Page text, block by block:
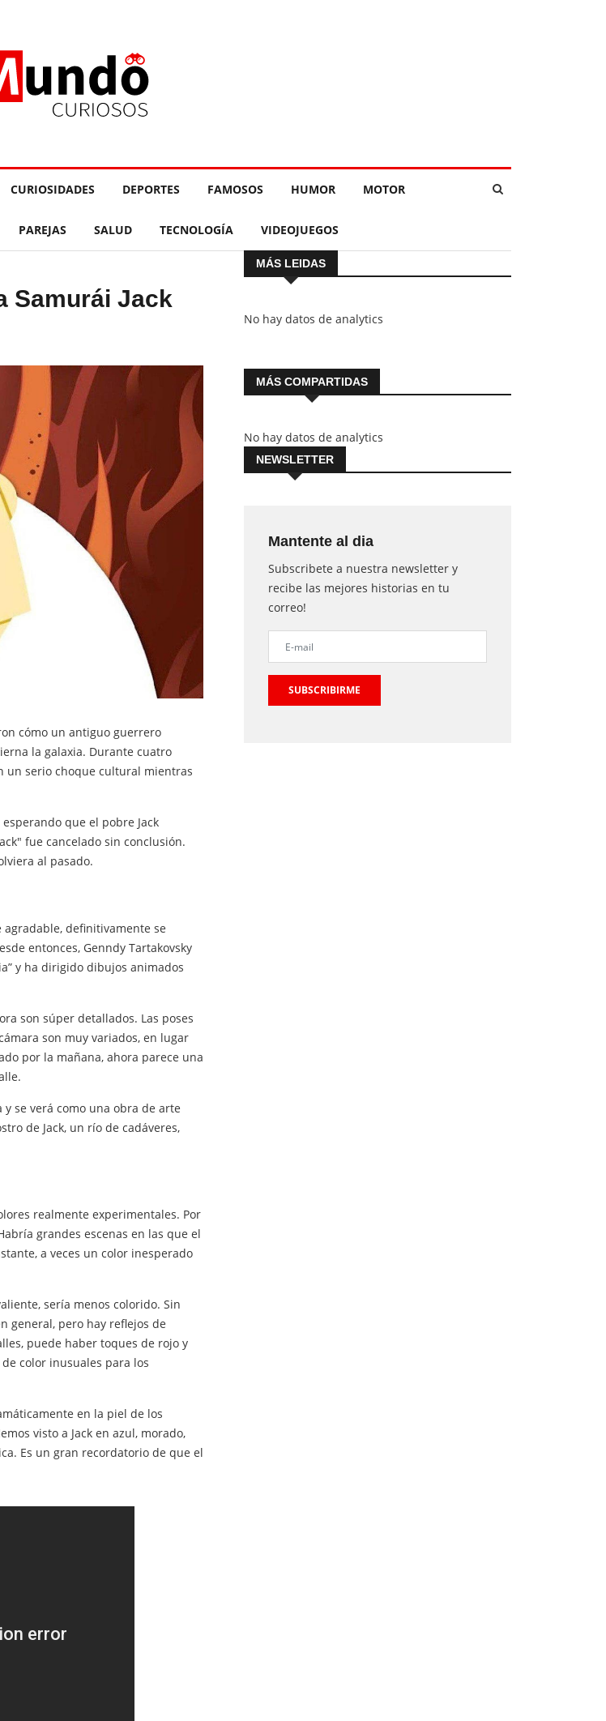
CURIOSIDADES DEPORTES FAMOSOS HUMOR MOTOR
PAREJAS SALUD TECNOLOGÍA VIDEOJUEGOS
Samurái Jack
cómo un antiguo guerrero
la galaxia. Durante cuatro
un serio choque cultural mientras
que el pobre Jack
fue cancelado sin conclusión.
al pasado.
agradable, definitivamente se
entonces, Genndy Tartakovsky
y ha dirigido dibujos animados
son súper detallados. Las poses
son muy variados, en lugar
por la mañana, ahora parece una
se verá como una obra de arte
de Jack, un río de cadáveres,
realmente experimentales. Por
grandes escenas en las que el
a veces un color inesperado
sería menos colorido. Sin
general, pero hay reflejos de
puede haber toques de rojo y
color inusuales para los
en la piel de los
visto a Jack en azul, morado,
Es un gran recordatorio de que el
MÁS LEIDAS
No hay datos de analytics
MÁS COMPARTIDAS
No hay datos de analytics
NEWSLETTER
Mantente al dia
Subscribete a nuestra newsletter y
recibe las mejores historias en tu
correo!
SUBSCRIBIRME